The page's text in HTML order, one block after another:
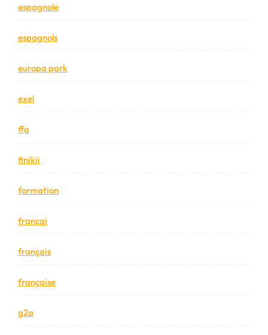
espagnole
espagnols
europa park
exel
ffa
finikii
formation
francai
français
française
g2a